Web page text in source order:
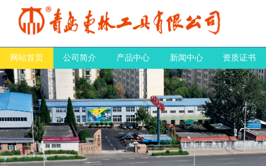
网站首页 公司简介 产品中心 新闻中心 资质证书